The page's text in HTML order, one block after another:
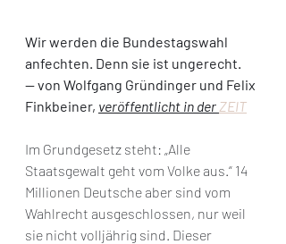
Wir werden die Bundestagswahl
anfechten. Denn sie ist ungerecht.
— von Wolfgang Gründinger und Felix
Finkbeiner, veröffentlicht in der ZEIT
Im Grundgesetz steht: „Alle
Staatsgewalt geht vom Volke aus.“ 14
Millionen Deutsche aber sind vom
Wahlrecht ausgeschlossen, nur weil
sie nicht volljährig sind. Dieser